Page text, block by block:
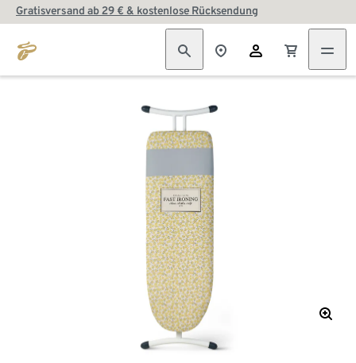
Gratisversand ab 29 € & kostenlose Rücksendung